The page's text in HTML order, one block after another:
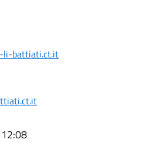
li-battiati.ct.it